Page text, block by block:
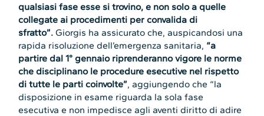
qualsiasi fase esse si trovino, e non solo a quelle
collegate ai procedimenti per convalida di
sfratto”.Giorgis ha assicurato che, auspicandosi una
rapida risoluzione dell’emergenza sanitaria, “a
partire dal 1° gennaio riprenderanno vigore le norme
che disciplinano le procedure esecutive nel rispetto
di tutte le parti coinvolte”, aggiungendo che “la
disposizione in esame riguarda la sola fase
esecutiva e non impedisce agli aventi diritto di adire